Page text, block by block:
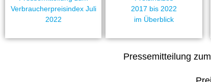
Verbraucherpreisindex Juli
2022
2017 bis 2022
im Überblick
Pressemitteilung